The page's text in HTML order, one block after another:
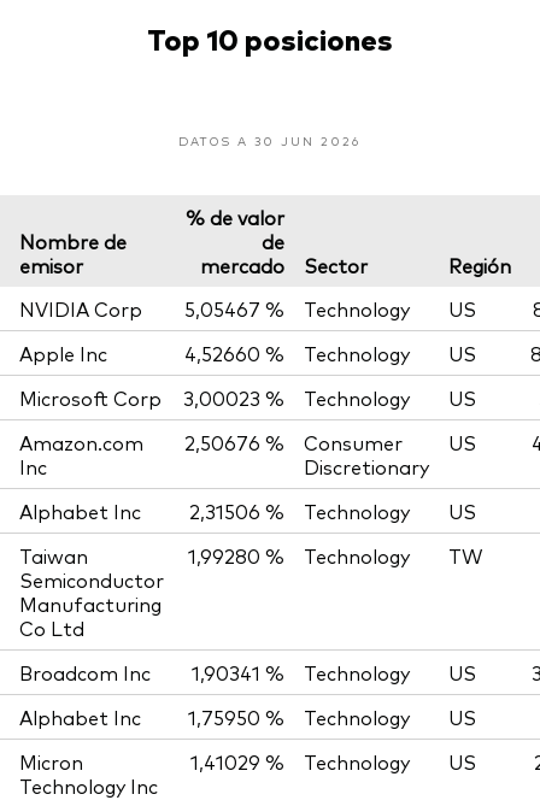
Top 10 posiciones
DATOS A 30 JUN 2026
Nombre de
emisor
% de valor
de
mercado
Sector
Región
NVIDIA Corp
5,05467 % Technology US
Apple Inc
4,52660 % Technology US
Microsoft Corp
3,00023 % Technology US
Amazon.com
Inc
2,50676 %
Consumer
Discretionary
US
Alphabet Inc 2,31506 % Technology
US
Taiwan
Semiconductor
Manufacturing
Co Ltd
1,99280 % Technology TW
Broadcom Inc 1,90341 % Technology US
Alphabet Inc
1,75950 % Technology
US
Micron
Technology Inc
1,41029 % Technology US